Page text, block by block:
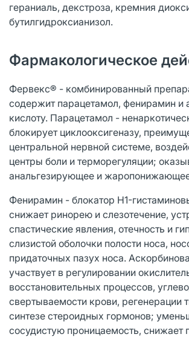
гераниаль, декстроза, кремния
бутилгидроксианизол.
Фармакологическое
Фервекс® - комбинированный
содержит парацетамол, фенирамин и
кислоту. Парацетамол -
блокирует циклооксигеназу,
центральной нервной системе,
центры боли и терморегуляции;
анальгезирующее и
Фенирамин - блокатор H1-
снижает ринорею и слезотечение,
спастические явления, отечность и
слизистой оболочки полости носа,
придаточных пазух носа.
участвует в регулировании
восстановительных процессов,
свертываемости крови, регенерации
синтезе стероидных гормонов;
сосудистую проницаемость, снижает